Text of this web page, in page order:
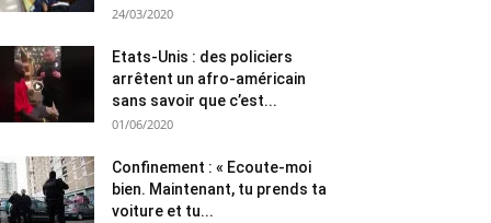
24/03/2020
Etats-Unis : des policiers
arrêtent un afro-américain
sans savoir que c’est...
01/06/2020
Confinement : « Ecoute-moi
bien. Maintenant, tu prends ta
voiture et tu...